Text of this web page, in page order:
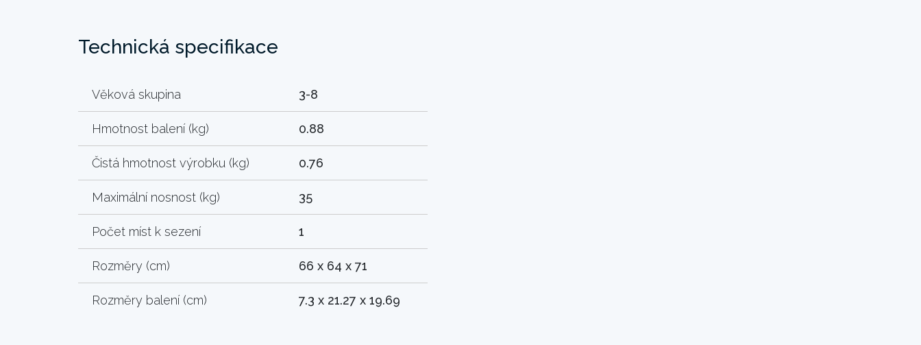
Technická specifikace
Věková skupina 3-8
Hmotnost balení (kg) 0.88
Čistá hmotnost výrobku (kg) 0.76
Maximální nosnost (kg) 35
Počet míst k sezení 1
Rozměry (cm) 66 x 64 x 71
Rozměry balení (cm) 7.3 x 21.27 x 19.69